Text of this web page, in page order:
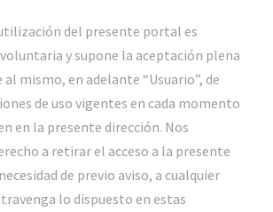
del presente portal es
y supone la aceptación plena
al mismo, en adelante “Usuario”, de
de uso vigentes en cada momento
en la presente dirección. Nos
a retirar el acceso a la presente
de previo aviso, a cualquier
lo dispuesto en estas